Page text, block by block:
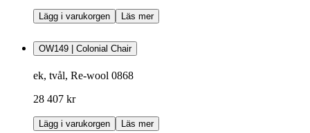
Lägg i varukorgen Läs mer
OW149 | Colonial Chair
ek, tvål, Re-wool 0868
28 407 kr
Lägg i varukorgen Läs mer